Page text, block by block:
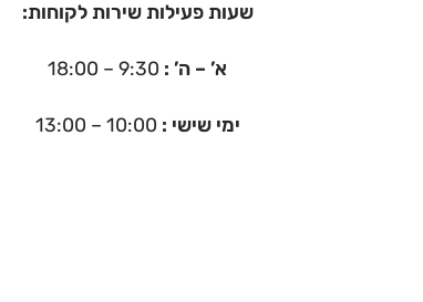
שעות פעילות שירות לקוחות:
א’ – ה’ : 9:30 – 18:00
ימי שישי :